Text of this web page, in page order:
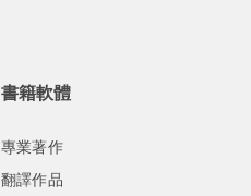
書籍軟體
專業著作
翻譯作品